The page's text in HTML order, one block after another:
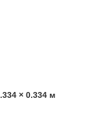
× 0.334 м